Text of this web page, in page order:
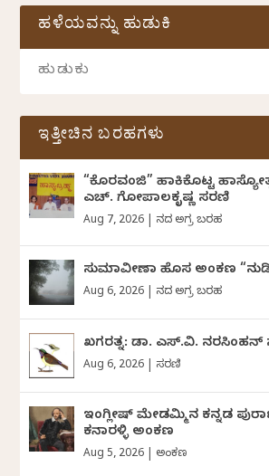
ಹಳೆಯವನ್ನು ಹುಡುಕಿ
ಇತ್ತೀಚಿನ ಬರಹಗಳು
“ಕೊರವಂಜಿ” ಹಾಕಿಕೊಟ್ಟ
ಎಚ್. ಗೋಪಾಲಕೃಷ್ಣ ಸರಣಿ
Aug 7, 2026 ದಿನದ ಅಗ್ರ ಬರಹ
ಸುಮಾವೀಣಾ ಹೊಸ ಅಂಕಣ
Aug 6, 2026 ದಿನದ ಅಗ್ರ ಬರಹ
ಖಗರತ್ನ: ಡಾ. ಎಸ್.ವಿ. ನರಸಿಂಹನ್‌‌
Aug 6, 2026 ಸರಣಿ
ಇಂಗ್ಲೀಷ್ ಮೇಡಮ್ಮಿನ ಕನ್ನಡ
ಕನಾರಳ್ಳಿ ಅಂಕಣ
Aug 5, 2026 ಅಂಕಣ